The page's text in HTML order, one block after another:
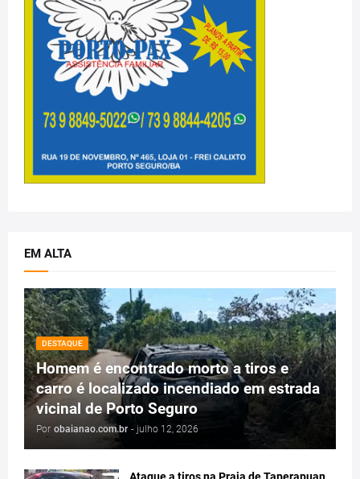
EM ALTA
DESTAQUE
Homem é encontrado morto a tiros e
carro é localizado incendiado em estrada
vicinal de Porto Seguro
Por obaianao.com.br - julho 12, 2026